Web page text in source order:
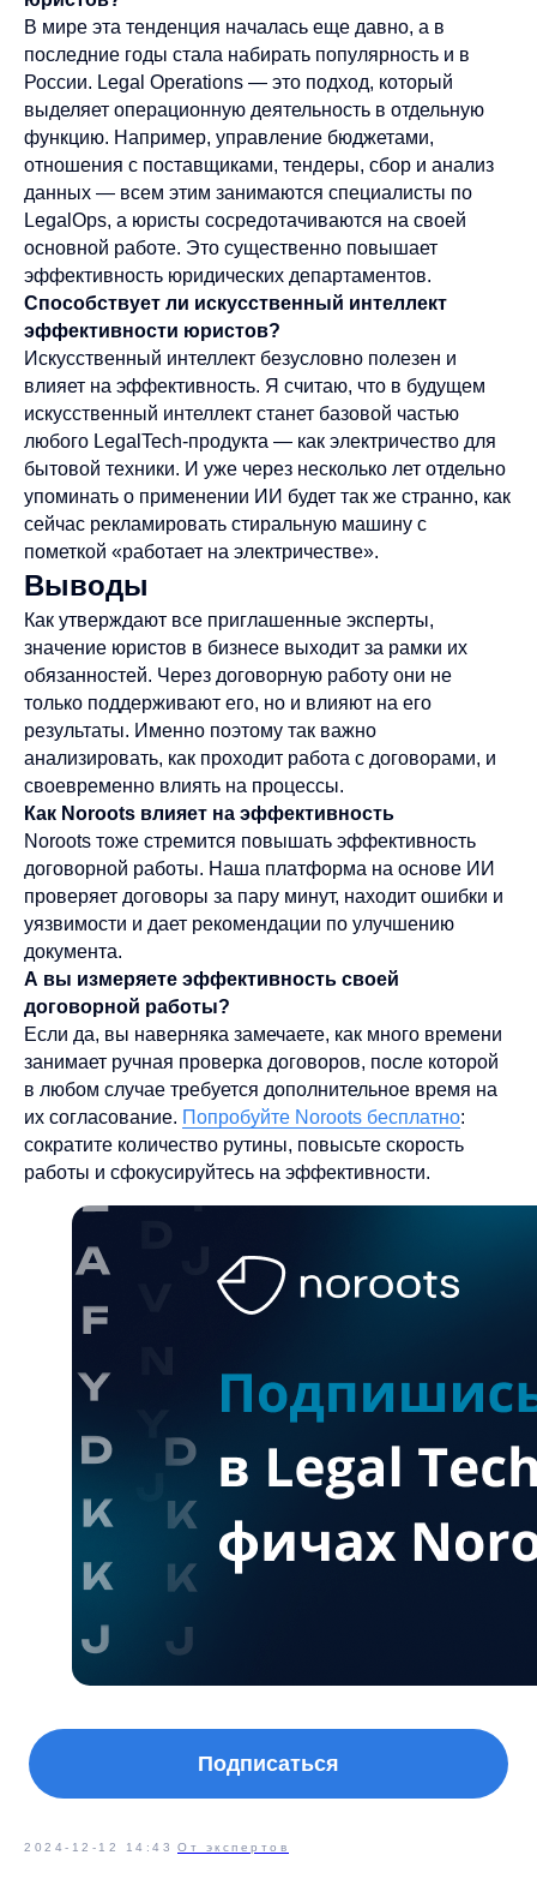
В мире эта тенденция началась еще давно, а в
последние годы стала набирать популярность и в
России. Legal Operations — это подход, который
выделяет операционную деятельность в отдельную
функцию. Например, управление бюджетами,
отношения с поставщиками, тендеры, сбор и анализ
данных — всем этим занимаются специалисты по
LegalOps, а юристы сосредотачиваются на своей
основной работе. Это существенно повышает
эффективность юридических департаментов.
Способствует ли искусственный интеллект
эффективности юристов?
Искусственный интеллект безусловно полезен и
влияет на эффективность. Я считаю, что в будущем
искусственный интеллект станет базовой частью
любого LegalTech-продукта — как электричество для
бытовой техники. И уже через несколько лет отдельно
упоминать о применении ИИ будет так же странно, как
сейчас рекламировать стиральную машину с
пометкой «работает на электричестве».
Выводы
Как утверждают все приглашенные эксперты,
значение юристов в бизнесе выходит за рамки их
обязанностей. Через договорную работу они не
только поддерживают его, но и влияют на его
результаты. Именно поэтому так важно
анализировать, как проходит работа с договорами, и
своевременно влиять на процессы.
Как Noroots влияет на эффективность
Noroots тоже стремится повышать эффективность
договорной работы. Наша платформа на основе ИИ
проверяет договоры за пару минут, находит ошибки и
уязвимости и дает рекомендации по улучшению
документа.
А вы измеряете эффективность своей
договорной работы?
Если да, вы наверняка замечаете, как много времени
занимает ручная проверка договоров, после которой
в любом случае требуется дополнительное время на
их согласование. Попробуйте Noroots бесплатно:
сократите количество рутины, повысьте скорость
работы и сфокусируйтесь на эффективности.
Подписаться
2024-12-12 14:43 От экспертов